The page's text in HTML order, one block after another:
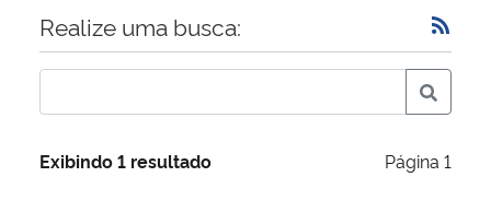
Ministério da Economia
Ministério da Infraestrutura
Início do conteúdo
Realize uma busca:
Exibindo 1 resultado Página 1